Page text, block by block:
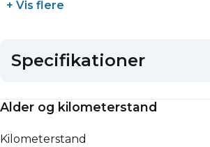
+ Vis flere
Specifikationer
Alder og kilometerstand
Kilometerstand